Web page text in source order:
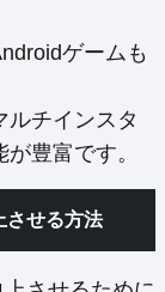
ゲームも
ルチインスタ
豊富です。
させる方法